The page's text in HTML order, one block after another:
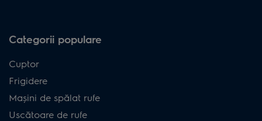
Categorii populare
Cuptor
Frigidere
Mașini de spălat rufe
Uscătoare de rufe